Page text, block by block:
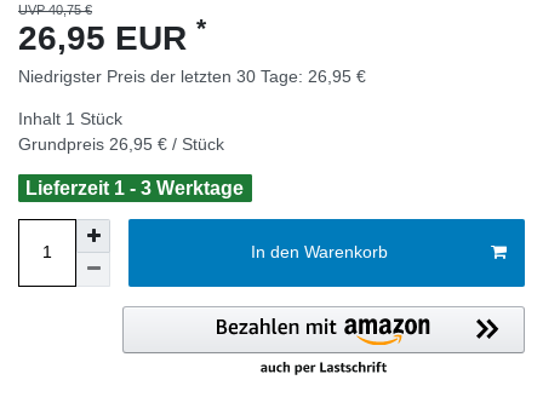
UVP 40,75 €
26,95 EUR *
Niedrigster Preis der letzten 30 Tage: 26,95 €
Inhalt 1 Stück
Grundpreis 26,95 € / Stück
Lieferzeit 1 - 3 Werktage
In den Warenkorb